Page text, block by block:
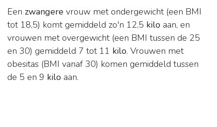
Een zwangere vrouw met ondergewicht (een BMI
tot 18,5) komt gemiddeld zo'n 12,5 kilo aan, en
vrouwen met overgewicht (een BMI tussen de 25
en 30) gemiddeld 7 tot 11 kilo. Vrouwen met
obesitas (BMI vanaf 30) komen gemiddeld tussen
de 5 en 9 kilo aan.